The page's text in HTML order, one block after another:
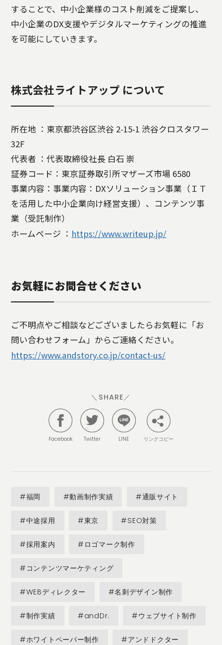
することで、中小企業様のコスト削減をご提案し、
中小企業のDX支援やデジタルマーケティングの推進
を可能にしていきます。
株式会社ライトアップ について
所在地 ：東京都渋谷区渋谷 2-15-1 渋谷クロスタワー
32F
代表者 ：代表取締役社長 白石 崇
証券コード：東京証券取引所マザーズ市場 6580
事業内容：事業内容：DXソリューション事業（ＩＴ
を活⽤した中⼩企業向け経営⽀援）、コンテンツ事
業（受託制作）
ホームページ ： https://www.writeup.jp/
お気軽にお問合せください
ご不明点やご相談などございましたらお気軽に「お
問い合わせフォーム」からご連絡ください。
https://www.andstory.co.jp/contact-us/
＼SHARE／
Facebook Twitter LINE リンクコピー
#福岡 #動画制作実績 #通販サイト
#中途採用 #東京 #SEO対策
#採用案内 #ロゴマーク制作
#コンテンツマーケティング
#WEBディレクター #名刺デザイン制作
#制作実績 #andDr. #ウェブサイト制作
#ホワイトペーパー制作 #アンドドクター